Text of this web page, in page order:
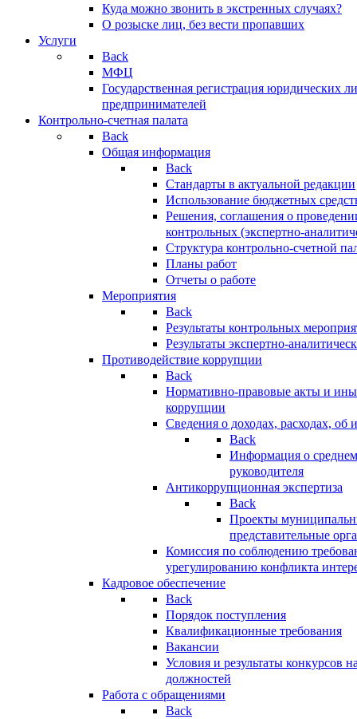
Куда можно звонить в экстренных случаях?
О розыске лиц, без вести пропавших
Услуги
Back
МФЦ
Государственная регистрация юридических
предпринимателей
Контрольно-счетная палата
Back
Общая информация
Back
Стандарты в актуальной редакции
Использование бюджетных
Решения, соглашения о
контрольных (экспертно-
Структура контрольно-счетной
Планы работ
Отчеты о работе
Мероприятия
Back
Результаты контрольных
Результаты экспертно-
Противодействие коррупции
Back
Нормативно-правовые акты и
коррупции
Сведения о доходах, расходах, об
Back
Информация о
руководителя
Антикоррупционная экспертиза
Back
Проекты
представительные
Комиссия по соблюдению
урегулированию конфликта
Кадровое обеспечение
Back
Порядок поступления
Квалификационные требования
Вакансии
Условия и результаты конкурсов
должностей
Работа с обращениями
Back